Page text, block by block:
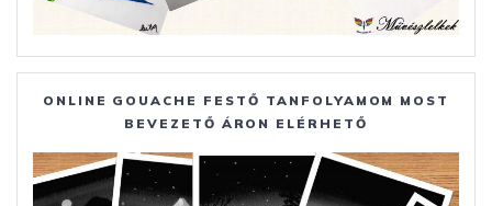
ONLINE GOUACHE FESTŐ TANFOLYAMOM MOST
BEVEZETŐ ÁRON ELÉRHETŐ